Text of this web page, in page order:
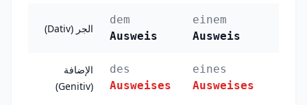
الجر (Dativ)
dem
Ausweis
einem
Ausweis
الإضافة
(Genitiv)
des
Ausweises
eines
Ausweises